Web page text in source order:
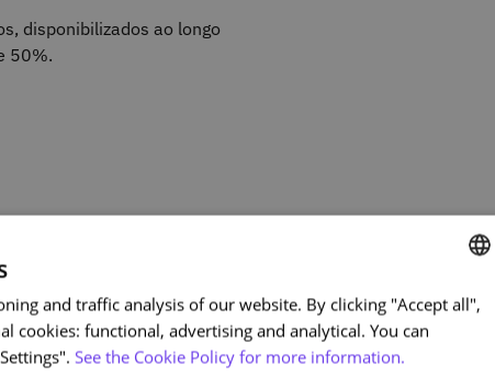
disponibilizados ao longo
50%.
PORTUGUESE
ENGLISH
and traffic analysis of our website. By clicking "Accept all",
cookies: functional, advertising and analytical. You can
See the Cookie Policy for more information.